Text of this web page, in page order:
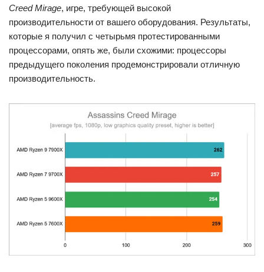
Creed Mirage, игре, требующей высокой
производительности от вашего оборудования. Результаты,
которые я получил с четырьмя протестированными
процессорами, опять же, были схожими: процессоры
предыдущего поколения продемонстрировали отличную
производительность.